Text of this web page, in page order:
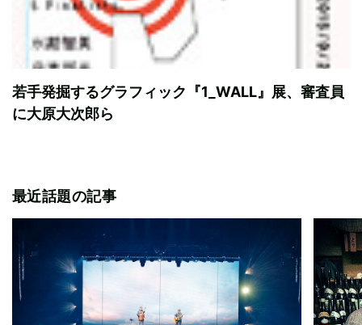
若手発掘するグラフィック『1_WALL』展、審査員
に大原大次郎ら
最近話題の記事